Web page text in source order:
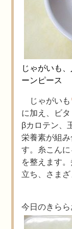
じゃがいも
ーンピース
じゃがいも
に加え、ビ
βカロテン、
栄養素が組
す。糸こん
を整えます
立ち、さま
今日のきら